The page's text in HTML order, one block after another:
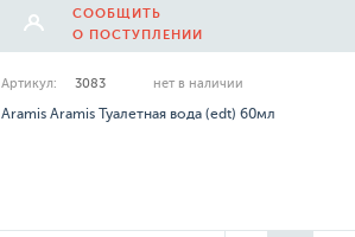
СООБЩИТЬ
О ПОСТУПЛЕНИИ
Артикул: 3083 нет в наличии
Aramis Aramis Туалетная вода (edt) 60мл